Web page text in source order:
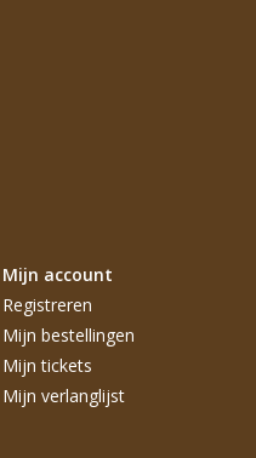
Mijn account
Registreren
Mijn bestellingen
Mijn tickets
Mijn verlanglijst